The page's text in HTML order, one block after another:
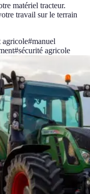
matériel tracteur.
travail sur le terrain
agricole#manuel
#sécurité agricole